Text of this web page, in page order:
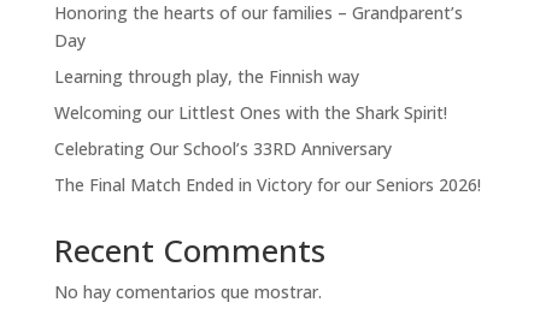
Honoring the hearts of our families – Grandparent’s
Day
Learning through play, the Finnish way
Welcoming our Littlest Ones with the Shark Spirit!
Celebrating Our School’s 33RD Anniversary
The Final Match Ended in Victory for our Seniors 2026!
Recent Comments
No hay comentarios que mostrar.